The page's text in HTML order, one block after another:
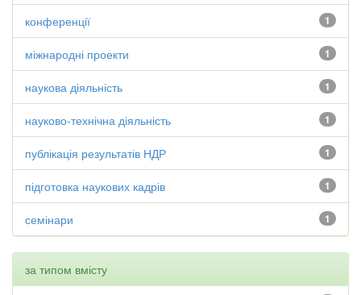
1
конференції
1
міжнародні проекти
1
наукова діяльність
1
науково-технічна діяльність
1
публікація результатів НДР
1
підготовка наукових кадрів
1
семінари
за типом вмісту